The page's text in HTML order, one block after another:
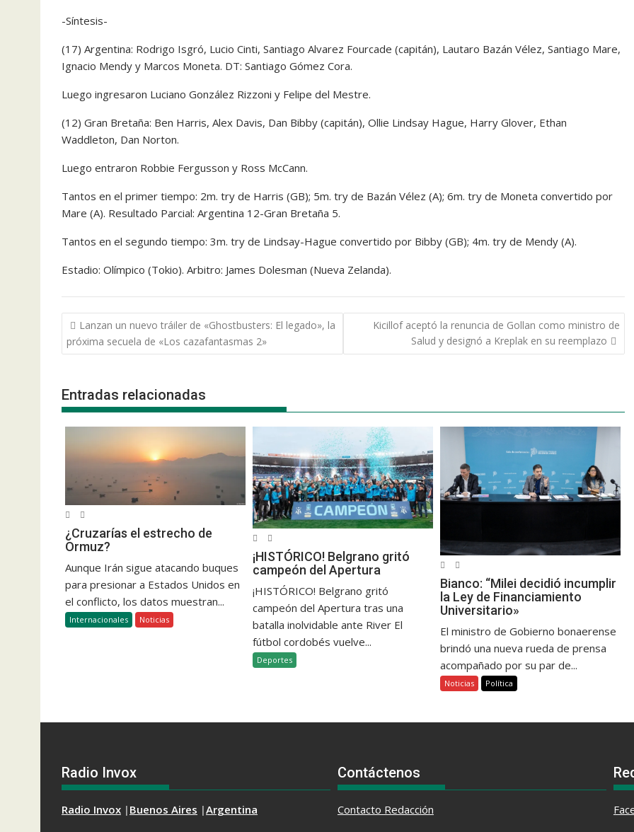
-Síntesis-
(17) Argentina: Rodrigo Isgró, Lucio Cinti, Santiago Alvarez Fourcade (capitán), Lautaro Bazán Vélez, Santiago Mare,
Ignacio Mendy y Marcos Moneta. DT: Santiago Gómez Cora.
Luego ingresaron Luciano González Rizzoni y Felipe del Mestre.
(12) Gran Bretaña: Ben Harris, Alex Davis, Dan Bibby (capitán), Ollie Lindsay Hague, Harry Glover, Ethan
Waddleton, Dan Norton.
Luego entraron Robbie Fergusson y Ross McCann.
Tantos en el primer tiempo: 2m. try de Harris (GB); 5m. try de Bazán Vélez (A); 6m. try de Moneta convertido por
Mare (A). Resultado Parcial: Argentina 12-Gran Bretaña 5.
Tantos en el segundo tiempo: 3m. try de Lindsay-Hague convertido por Bibby (GB); 4m. try de Mendy (A).
Estadio: Olímpico (Tokio). Arbitro: James Dolesman (Nueva Zelanda).
Navegación
de
entradas
Lanzan un nuevo tráiler de «Ghostbusters: El legado», la
próxima secuela de «Los cazafantasmas 2»
Kicillof aceptó la renuncia de Gollan como ministro de
Salud y designó a Kreplak en su reemplazo
Entradas relacionadas
¿Cruzarías el estrecho de
Ormuz?
Aunque Irán sigue atacando buques
para presionar a Estados Unidos en
el conflicto, los datos muestran...
Internacionales Noticias
¡HISTÓRICO! Belgrano gritó
campeón del Apertura
¡HISTÓRICO! Belgrano gritó
campeón del Apertura tras una
batalla inolvidable ante River El
fútbol cordobés vuelve...
Deportes
Bianco: “Milei decidió incumplir
la Ley de Financiamiento
Universitario»
El ministro de Gobierno bonaerense
brindó una nueva rueda de prensa
acompañado por su par de...
Noticias Política
Radio Invox
Radio Invox | Buenos Aires |Argentina
Contáctenos
Contacto Redacción